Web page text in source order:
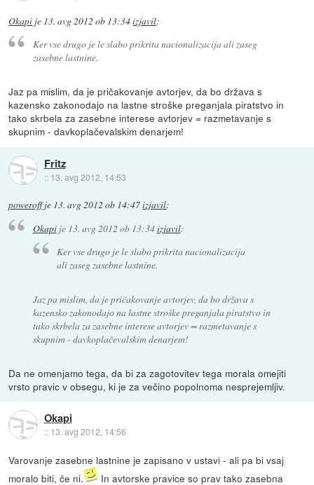
Okapi je 13. avg 2012 ob 13:34izjavil:
Ker vse drugo je le slabo prikrita nacionalizacija ali zaseg
zasebne lastnine.
Jaz pa mislim, da je pričakovanje avtorjev, da bo država s
kazensko zakonodajo na lastne stroške preganjala piratstvo in
tako skrbela za zasebne interese avtorjev = razmetavanje s
skupnim - davkoplačevalskim denarjem!
Fritz
:: 13. avg 2012, 14:53
poweroffje 13. avg 2012 ob 14:47izjavil:
Okapije 13. avg 2012 ob 13:34izjavil:
Ker vse drugo je le slabo prikrita nacionalizacija
ali zaseg zasebne lastnine.
Jaz pa mislim, da je pričakovanje avtorjev, da bo država s
kazensko zakonodajo na lastne stroške preganjala piratstvo in
tako skrbela za zasebne interese avtorjev = razmetavanje s
skupnim - davkoplačevalskim denarjem!
Da ne omenjamo tega, da bi za zagotovitev tega morala omejiti
vrsto pravic v obsegu, ki je za večino popolnoma nesprejemljiv.
Okapi
:: 13. avg 2012, 14:56
Varovanje zasebne lastnine je zapisano v ustavi - ali pa bi vsaj
moralo biti, če ni.
In avtorske pravice so prav tako zasebna